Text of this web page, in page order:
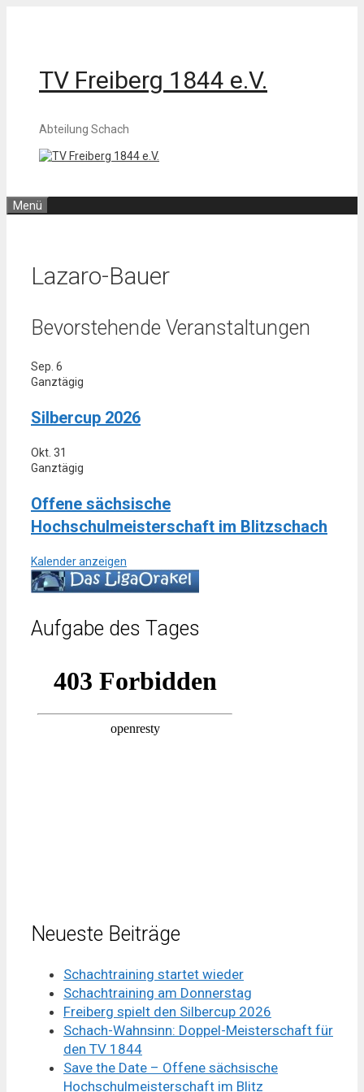
TV Freiberg 1844 e.V.
Abteilung Schach
Menü
Lazaro-Bauer
Bevorstehende Veranstaltungen
Sep. 6
Ganztägig
Silbercup 2026
Okt. 31
Ganztägig
Offene sächsische
Hochschulmeisterschaft im Blitzschach
Kalender anzeigen
Aufgabe des Tages
Neueste Beiträge
Schachtraining startet wieder
Schachtraining am Donnerstag
Freiberg spielt den Silbercup 2026
Schach-Wahnsinn: Doppel-Meisterschaft für
den TV 1844
Save the Date – Offene sächsische
Hochschulmeisterschaft im Blitz